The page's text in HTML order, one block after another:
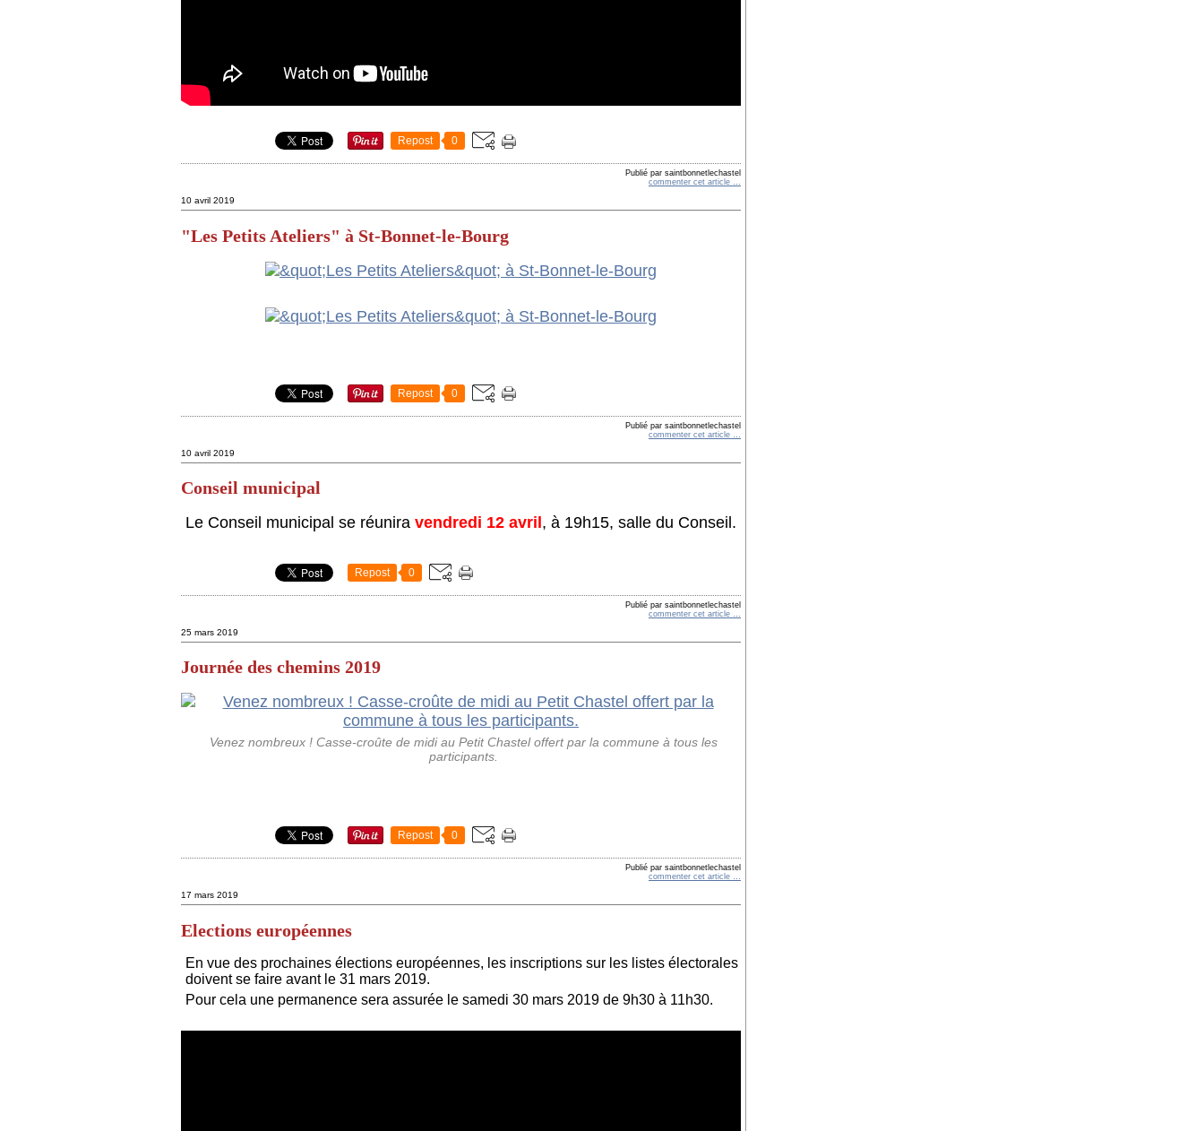
Repost 0
Publié par saintbonnetlechastel
commenter cet article …
10 avril 2019
"Les Petits Ateliers" à St-Bonnet-le-Bourg
Repost 0
Publié par saintbonnetlechastel
commenter cet article
10 avril 2019
Conseil municipal
Le Conseil municipal se réunira vendredi 12 avril, à 19h15, salle du Conseil.
Repost 0
Publié par saintbonnetlechastel
commenter cet article
25 mars 2019
Journée des chemins 2019
Venez nombreux ! Casse-croûte de midi au Petit Chastel offert par la commune à tous les
participants.
Repost 0
Publié par saintbonnetlechastel
commenter cet article …
17 mars 2019
Elections européennes
En vue des prochaines élections européennes, les inscriptions sur les listes électorales
doivent se faire avant le 31 mars 2019.
Pour cela une permanence sera assurée le samedi 30 mars 2019 de 9h30 à 11h30.